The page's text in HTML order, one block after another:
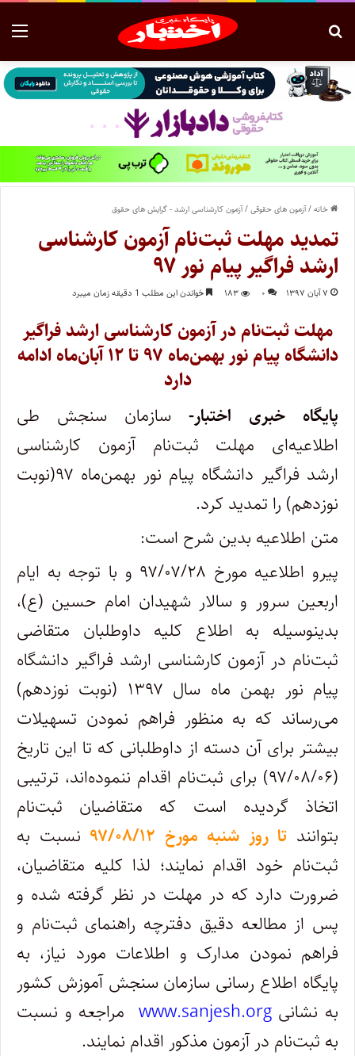
خانه/آزمون های حقوقی/آزمون کارشناسی ارشد - گرایش های حقوق
تمدید مهلت ثبت‌نام آزمون کارشناسی
ارشد فراگیر پیام نور ۹۷
۷ آبان ۱۳۹۷ ۰ ۱۸۳ خواندن این مطلب 1 دقیقه زمان میبرد
مهلت ثبت‌نام در آزمون کارشناسی ارشد فراگیر
دانشگاه پیام نور بهمن‌ماه ۹۷ تا ۱۲ آبان‌ماه ادامه
دارد
پایگاه خبری اختبار- سازمان سنجش طی
اطلاعیه‌ای مهلت ثبت‌نام آزمون کارشناسی
ارشد فراگیر دانشگاه پیام نور بهمن‌ماه ۹۷(نوبت
نوزدهم) را تمدید کرد.
متن اطلاعیه بدین شرح است:
پیرو اطلاعیه مورخ ۹۷/۰۷/۲۸ و با توجه به ایام
اربعین سرور و سالار شهیدان امام حسین (ع)،
بدینوسیله به اطلاع کلیه داوطلبان متقاضی
ثبت‌نام در آزمون کارشناسی ارشد فراگیر دانشگاه
پیام نور بهمن ماه سال ۱۳۹۷ (نوبت نوزدهم)
می‌رساند که به منظور فراهم نمودن تسهیلات
بیشتر برای آن دسته از داوطلبانی که تا این تاریخ
(۹۷/۰۸/۰۶) برای ثبت‌نام اقدام ننموده‌اند، ترتیبی
اتخاذ گردیده است که متقاضیان ثبت‌نام
بتوانند تا روز ‌شنبه مورخ ۹۷/۰۸/۱۲
نسبت به
ثبت‌نام خود اقدام نمایند؛ لذا کلیه متقاضیان،
ضرورت دارد که در مهلت در نظر گرفته شده و
پس از مطالعه دقیق دفترچه راهنمای ثبت‌نام و
فراهم نمودن مدارک و اطلاعات مورد نیاز، به
پایگاه اطلاع رسانی سازمان سنجش‌ آموزش کشور
به نشانیwww.sanjesh.org مراجعه و نسبت
به ثبت‌نام در آزمون مذکور اقدام نمایند.